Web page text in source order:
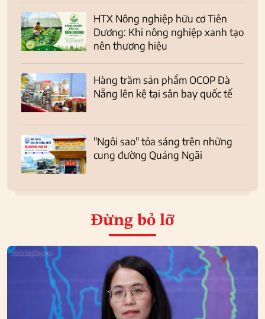
HTX Nông nghiệp hữu cơ Tiên
Dương: Khi nông nghiệp xanh tạo
nên thương hiệu
Hàng trăm sản phẩm OCOP Đà
Nẵng lên kệ tại sân bay quốc tế
"Ngôi sao" tỏa sáng trên những
cung đường Quảng Ngãi
Đừng bỏ lỡ